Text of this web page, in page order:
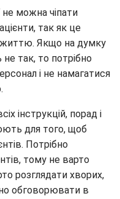
не можна чіпати
так як це
життю. Якщо на думку
так, то потрібно
і не намагатися
інструкцій, порад і
для того, щоб
Потрібно
тому не варто
розглядати хворих,
обговорювати в